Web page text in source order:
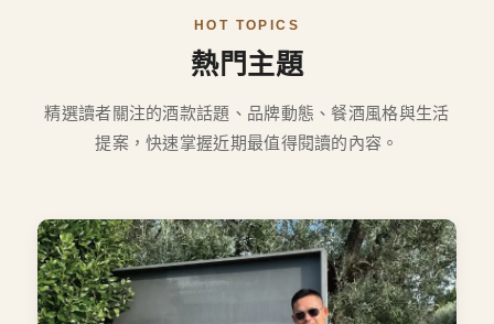
HOT TOPICS
熱門主題
精選讀者關注的酒款話題、品牌動態、餐酒風格與生活
提案，快速掌握近期最值得閱讀的內容。